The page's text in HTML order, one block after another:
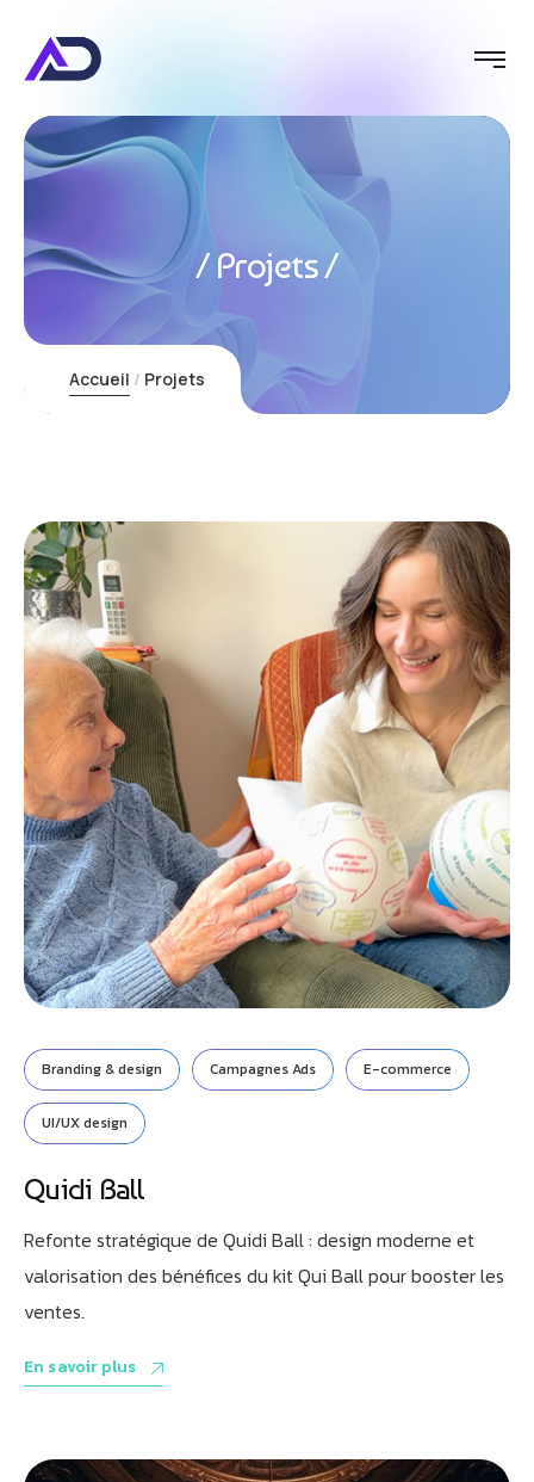
Projets
Accueil Projets
Branding & design Campagnes Ads E-commerce
UI/UX design
Quidi Ball
Refonte stratégique de Quidi Ball : design moderne et
valorisation des bénéfices du kit Qui Ball pour booster les
ventes.
En savoir plus